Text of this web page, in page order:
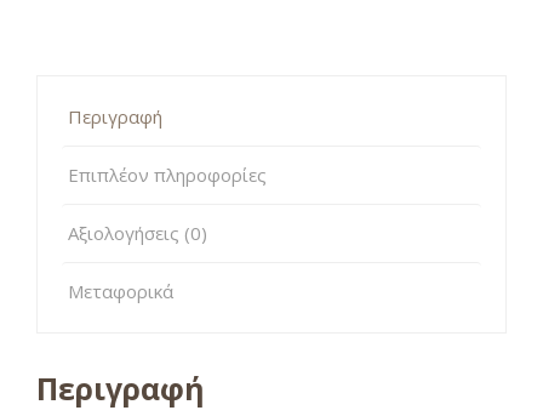
Περιγραφή
Επιπλέον πληροφορίες
Αξιολογήσεις (0)
Μεταφορικά
Περιγραφή